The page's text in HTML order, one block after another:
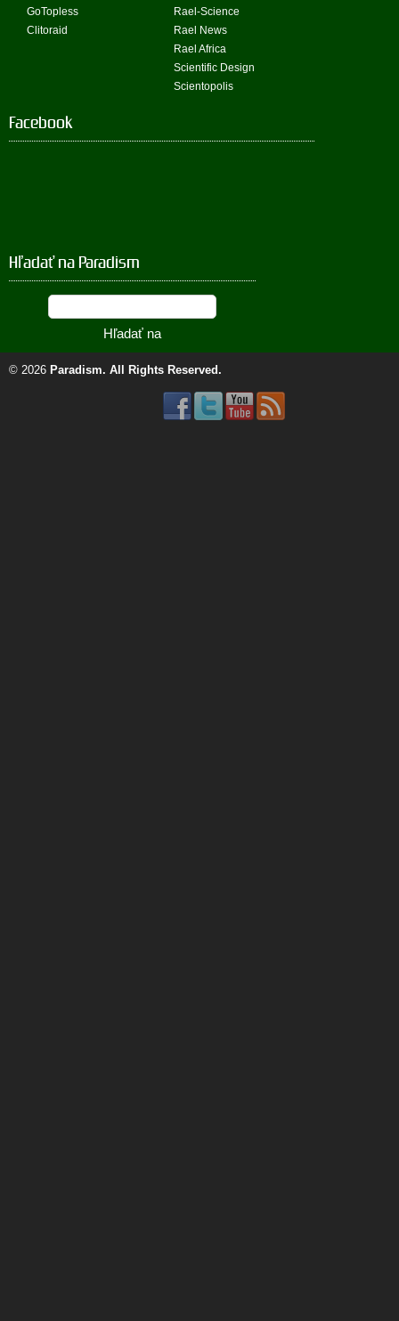
GoTopless
Clitoraid
Rael-Science
Rael News
Rael Africa
Scientific Design
Scientopolis
Facebook
Hľadať na Paradism
© 2026 Paradism. All Rights Reserved.